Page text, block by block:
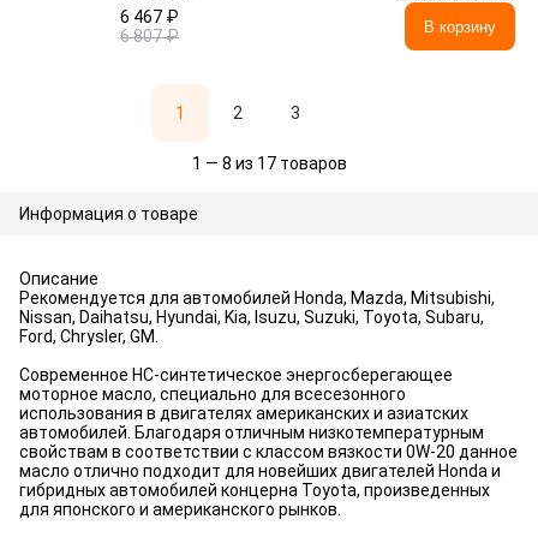
6 467 ₽
6 807 ₽
В корзину
1 2 3
1 — 8 из 17 товаров
Информация о товаре
Описание
Рекомендуется для автомобилей Honda, Mazda, Mitsubishi,
Nissan, Daihatsu, Hyundai, Kia, Isuzu, Suzuki, Toyota, Subaru,
Ford, Chrysler, GM.
Современное HC-синтетическое энергосберегающее
моторное масло, специально для всесезонного
использования в двигателях американских и азиатских
автомобилей. Благодаря отличным низкотемпературным
свойствам в соответствии с классом вязкости 0W-20 данное
масло отлично подходит для новейших двигателей Honda и
гибридных автомобилей концерна Toyota, произведенных
для японского и американского рынков.